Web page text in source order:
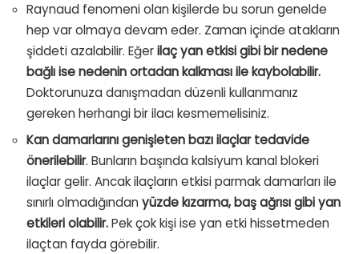
Raynaud fenomeni olan kişilerde bu sorun genelde
hep var olmaya devam eder. Zaman içinde atakların
şiddeti azalabilir. Eğerilaç yan etkisi gibi bir nedene
bağlı ise nedenin ortadan kalkması ile kaybolabilir.
Doktorunuza danışmadan düzenli kullanmanız
gereken herhangi bir ilacı kesmemelisiniz.
Kan damarlarını genişleten bazı ilaçlar tedavide
önerilebilir. Bunların başında kalsiyum kanal blokeri
ilaçlar gelir. Ancak ilaçların etkisi parmak damarları ile
sınırlı olmadığından yüzde kızarma, baş ağrısı gibi yan
etkileri olabilir.Pek çok kişi ise yan etki hissetmeden
ilaçtan fayda görebilir.